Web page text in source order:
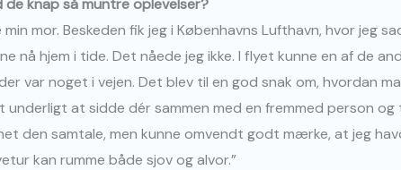
de knap så muntre oplevelser?
mor. Beskeden fik jeg i Københavns Lufthavn, hvor jeg
nå hjem i tide. Det nåede jeg ikke. I flyet kunne en af de
var noget i vejen. Det blev til en god snak om, hvordan
underligt at sidde dér sammen med en fremmed person og
den samtale, men kunne omvendt godt mærke, at jeg
kan rumme både sjov og alvor.”